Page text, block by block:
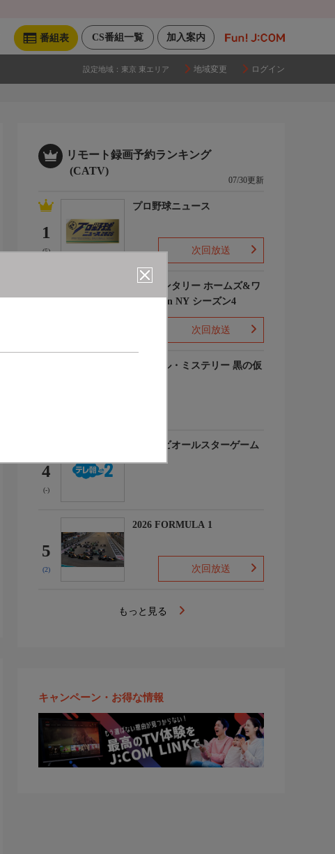
加入案内
CS番組一覧
番組表
設定地域： 東京 東エリア 地域変更 ログイン
リモート録画予約ランキング
(CATV)
07/30更新
1
(5)
プロ野球ニュース
次回放送
エレメンタリー ホームズ&ワ
トソン in NY シーズン4
次回放送
ルーヴル・ミステリー 黒の仮
4
(-)
マイナビオールスターゲーム
2026
5
(2)
2026 FORMULA 1
次回放送
もっと見る
キャンペーン・お得な情報